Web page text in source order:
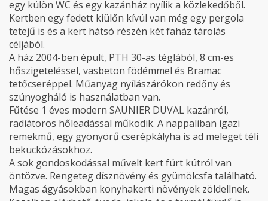
egy külön WC és egy kazánház nyílik a közlekedőből.
Kertben egy fedett kiülőn kívül van még egy pergola
tetejű is és a kert hátsó részén két faház tárolás
céljából.
A ház 2004-ben épült, PTH 30-as téglából, 8 cm-es
hőszigeteléssel, vasbeton födémmel és Bramac
tetőcseréppel. Műanyag nyílászárókon redőny és
szúnyogháló is használatban van.
Fűtése 1 éves modern SAUNIER DUVAL kazánról,
radiátoros hőleadással működik. A nappaliban igazi
remekmű, egy gyönyörű cserépkályha is ad meleget téli
bekuckózásokhoz.
A sok gondoskodással művelt kert fúrt kútról van
öntözve. Rengeteg dísznövény és gyümölcsfa található.
Magas ágyásokban konyhakerti növények zöldellnek.